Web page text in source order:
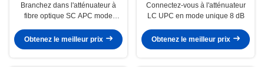
Branchez dans l'atténuateur à
fibre optique SC APC mode
Obtenez le meilleur prix
Connectez-vous à l'atténuateur
LC UPC en mode unique 8 dB
Obtenez le meilleur prix